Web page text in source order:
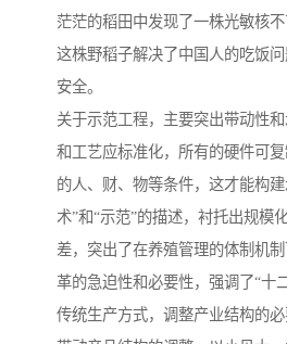
茫茫的稻田中发现了一株光敏核
这株野稻子解决了中国人的吃饭
安全。
关于示范工程，主要突出带动性
和工艺应标准化，所有的硬件可
的人、财、物等条件，这才能构
术”和“示范”的描述，衬托出规模
差，突出了在养殖管理的体制机
革的急迫性和必要性，强调了“十
传统生产方式，调整产业结构的